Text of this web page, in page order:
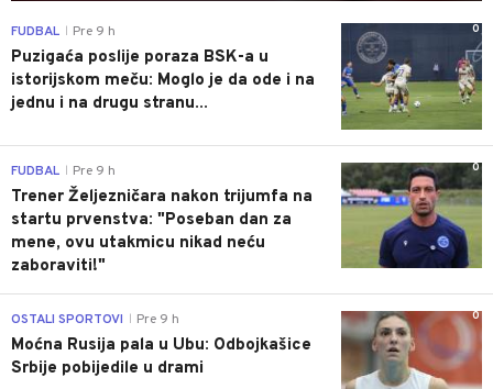
0
FUDBAL Pre 9 h
Puzigaća poslije poraza BSK-a u
istorijskom meču: Moglo je da ode i na
jednu i na drugu stranu...
0
FUDBAL Pre 9 h
Trener Željezničara nakon trijumfa na
startu prvenstva: "Poseban dan za
mene, ovu utakmicu nikad neću
zaboraviti!"
0
OSTALI SPORTOVI Pre 9 h
Moćna Rusija pala u Ubu: Odbojkašice
Srbije pobijedile u drami